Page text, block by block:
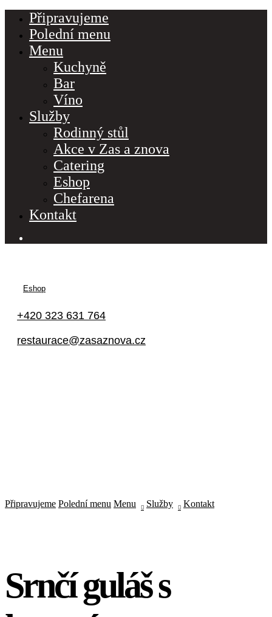
Připravujeme
Polední menu
Menu
Kuchyně
Bar
Víno
Služby
Rodinný stůl
Akce v Zas a znova
Catering
Eshop
Chefarena
Kontakt
Eshop
+420 323 631 764
restaurace@zasaznova.cz
Připravujeme Polední menu Menu Služby Kontakt
Srnčí guláš s
Make a Reservation
Address
Via Serlas 546, 6700 St. Moritz,